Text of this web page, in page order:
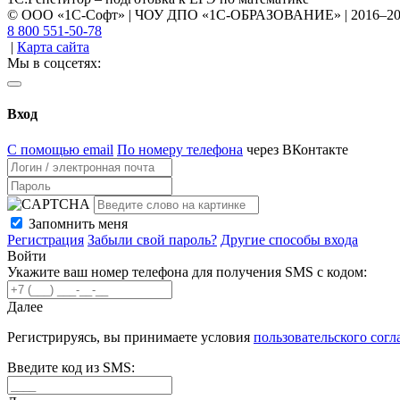
© ООО «1С-Софт» | ЧОУ ДПО «1С-ОБРАЗОВАНИЕ» |
8 800 551-50-78
| Карта сайта
Мы в соцсетях:
Вход
С помощью email По номеру телефона через ВКонтакте
Запомнить меня
Регистрация Забыли свой пароль? Другие способы входа
Войти
Укажите ваш номер телефона для получения SMS с кодом:
Далее
Регистрируясь, вы принимаете условия пользовательского
Введите код из SMS: